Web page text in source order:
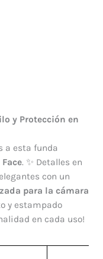
y Protección en
a esta funda
. ✨ Detalles en
con un
para la cámara
y estampado
en cada uso!